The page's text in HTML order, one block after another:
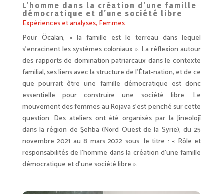
L’homme dans la création d’une famille
démocratique et d’une société libre
Expériences et analyses, Femmes
Pour Öcalan, « la famille est le terreau dans lequel
s’enracinent les systèmes coloniaux ». La réflexion autour
des rapports de domination patriarcaux dans le contexte
familial, ses liens avec la structure de l’État-nation, et de ce
que pourrait être une famille démocratique est donc
essentielle pour construire une société libre. Le
mouvement des femmes au Rojava s’est penché sur cette
question. Des ateliers ont été organisés par la Jineolojî
dans la région de Şehba (Nord Ouest de la Syrie), du 25
novembre 2021 au 8 mars 2022 sous. le titre : « Rôle et
responsabilités de l’homme dans la création d’une famille
démocratique et d’une société libre ».